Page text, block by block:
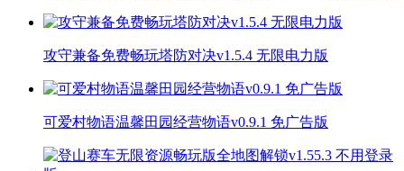
攻守兼备免费畅玩塔防对决v1.5.4 无限电力版
可爱村物语温馨田园经营物语v0.9.1 免广告版